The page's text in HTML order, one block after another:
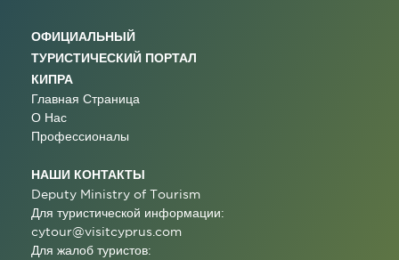
ОФИЦИАЛЬНЫЙ
ТУРИСТИЧЕСКИЙ ПОРТАЛ
КИПРА
Главная Страница
О Нас
Профессионалы
НАШИ КОНТАКТЫ
Deputy Ministry of Tourism
Для туристической информации:
cytour@visitcyprus.com
Для жалоб туристов: